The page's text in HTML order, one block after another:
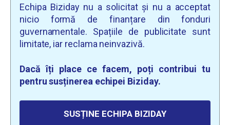
Echipa Biziday nu a solicitat și nu a acceptat
nicio formă de finanțare din fonduri
guvernamentale. Spațiile de publicitate sunt
limitate, iar reclama neinvazivă.
Dacă îți place ce facem, poți contribui tu
pentru susținerea echipei Biziday.
SUSȚINE ECHIPA BIZIDAY